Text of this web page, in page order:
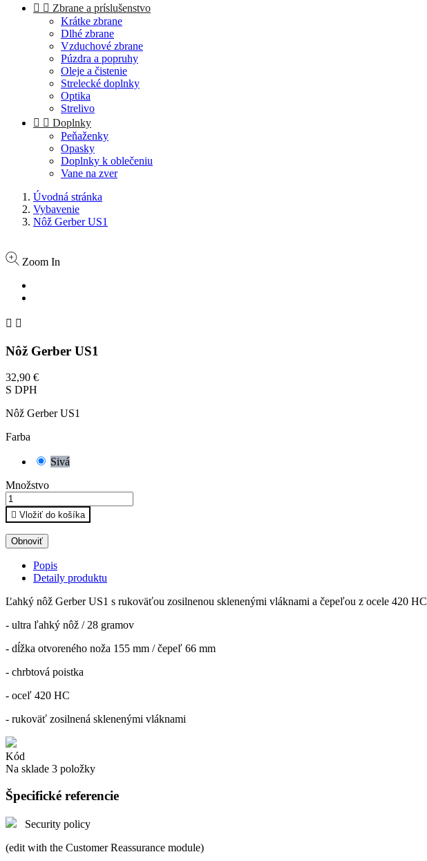
  Zbrane a príslušenstvo
Krátke zbrane
Dlhé zbrane
Vzduchové zbrane
Púzdra a popruhy
Oleje a čistenie
Strelecké doplnky
Optika
Strelivo
  Doplnky
Peňaženky
Opasky
Doplnky k oblečeniu
Vane na zver
Úvodná stránka
Vybavenie
Nôž Gerber US1
Zoom In
 
Nôž Gerber US1
32,90 €
S DPH
Nôž Gerber US1
Farba
Sivá
Množstvo
 Vložiť do košíka
Popis
Detaily produktu
Ľahký nôž Gerber US1 s rukoväťou zosilnenou sklenenými vláknami a čepeľou z ocele 420 HC
- ultra ľahký nôž / 28 gramov
- dĺžka otvoreného noža 155 mm / čepeľ 66 mm
- chrbtová poistka
- oceľ 420 HC
- rukoväť zosilnená sklenenými vláknami
Kód
Na sklade 3 položky
Špecifické referencie
Security policy
(edit with the Customer Reassurance module)